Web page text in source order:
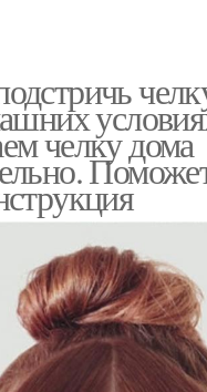
челку дома